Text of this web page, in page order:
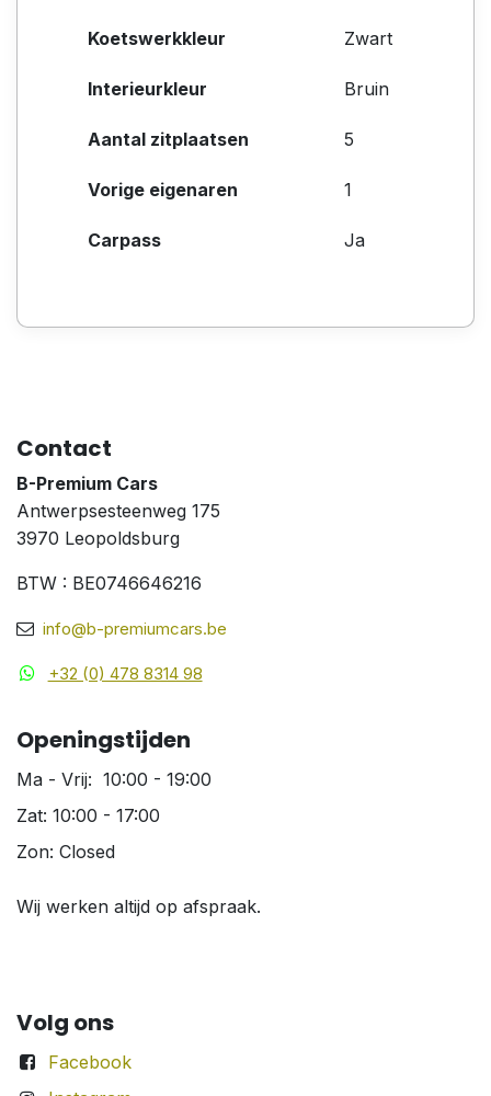
Koetswerkkleur Zwart
Interieurkleur Bruin
Aantal zitplaatsen 5
Vorige eigenaren 1
Carpass Ja
Contact
B-Premium Cars
Antwerpsesteenweg 175
3970 Leopoldsburg
BTW : BE0746646216
info@b-premiumcars.be
+32 (0) 478 8314 98
Openingstijden
Ma - Vrij: 10:00 - 19:00
Zat: 10:00 - 17:00
Zon: Closed
Wij werken altijd op afspraak.
Volg ons
Facebook